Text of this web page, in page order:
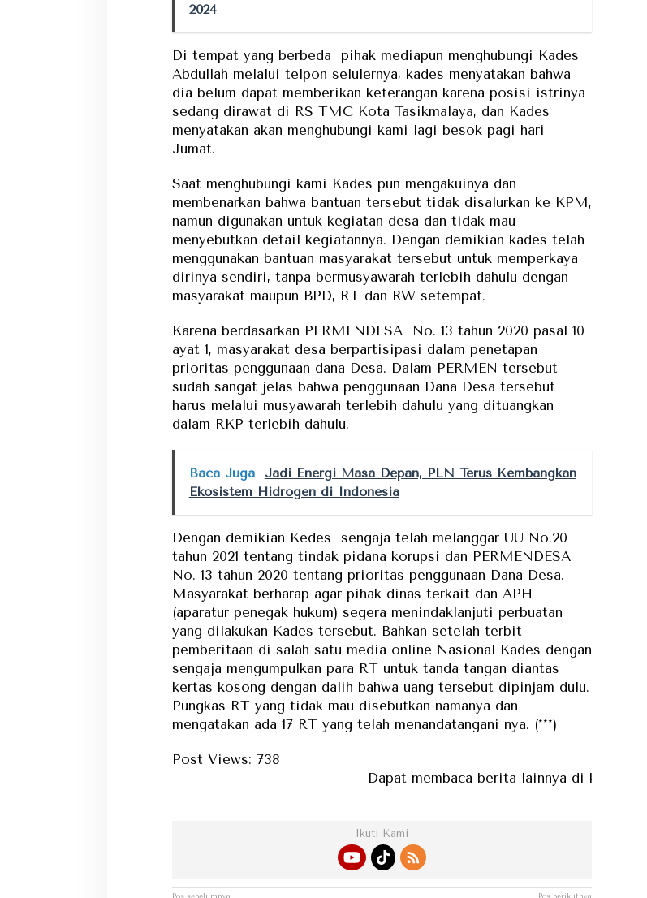
2024
Di tempat yang berbeda pihak mediapun menghubungi Kades
Abdullah melalui telpon selulernya, kades menyatakan bahwa
dia belum dapat memberikan keterangan karena posisi istrinya
sedang dirawat di RS TMC Kota Tasikmalaya, dan Kades
menyatakan akan menghubungi kami lagi besok pagi hari
Jumat.
Saat menghubungi kami Kades pun mengakuinya dan
membenarkan bahwa bantuan tersebut tidak disalurkan ke KPM,
namun digunakan untuk kegiatan desa dan tidak mau
menyebutkan detail kegiatannya. Dengan demikian kades telah
menggunakan bantuan masyarakat tersebut untuk memperkaya
dirinya sendiri, tanpa bermusyawarah terlebih dahulu dengan
masyarakat maupun BPD, RT dan RW setempat.
Karena berdasarkan PERMENDESA No. 13 tahun 2020 pasal 10
ayat 1, masyarakat desa berpartisipasi dalam penetapan
prioritas penggunaan dana Desa. Dalam PERMEN tersebut
sudah sangat jelas bahwa penggunaan Dana Desa tersebut
harus melalui musyawarah terlebih dahulu yang dituangkan
dalam RKP terlebih dahulu.
Baca Juga
Jadi Energi Masa Depan, PLN Terus Kembangkan
Ekosistem Hidrogen di Indonesia
Dengan demikian Kedes sengaja telah melanggar UU No.20
tahun 2021 tentang tindak pidana korupsi dan PERMENDESA
No. 13 tahun 2020 tentang prioritas penggunaan Dana Desa.
Masyarakat berharap agar pihak dinas terkait dan APH
(aparatur penegak hukum) segera menindaklanjuti perbuatan
yang dilakukan Kades tersebut. Bahkan setelah terbit
pemberitaan di salah satu media online Nasional Kades dengan
sengaja mengumpulkan para RT untuk tanda tangan diantas
kertas kosong dengan dalih bahwa uang tersebut dipinjam dulu.
Pungkas RT yang tidak mau disebutkan namanya dan
mengatakan ada 17 RT yang telah menandatangani nya. (***)
Post Views: 738
Dapat membaca berita lainnya di kategori berita...
Ikuti Kami
Navigasi